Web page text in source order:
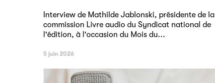
Interview de Mathilde Jablonski, présidente de la
commission Livre audio du Syndicat national de
l'édition, à l'occasion du Mois du...
5 juin 2026